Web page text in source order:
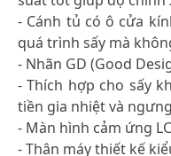
- Cánh tủ có ô cửa
quá trình sấy mà
- Nhãn GD (Good
- Thích hợp cho sấy
tiền gia nhiệt và
- Màn hình cảm ứng
- Thân máy thiết kế